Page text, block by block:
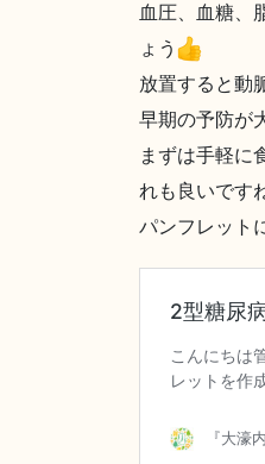
血圧、血糖、
ょう
放置すると動
早期の予防が
まずは手軽に
れも良いです
パンフレット